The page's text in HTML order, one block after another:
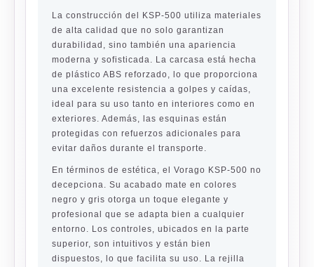
La construcción del KSP-500 utiliza materiales
de alta calidad que no solo garantizan
durabilidad, sino también una apariencia
moderna y sofisticada. La carcasa está hecha
de plástico ABS reforzado, lo que proporciona
una excelente resistencia a golpes y caídas,
ideal para su uso tanto en interiores como en
exteriores. Además, las esquinas están
protegidas con refuerzos adicionales para
evitar daños durante el transporte.
En términos de estética, el Vorago KSP-500 no
decepciona. Su acabado mate en colores
negro y gris otorga un toque elegante y
profesional que se adapta bien a cualquier
entorno. Los controles, ubicados en la parte
superior, son intuitivos y están bien
dispuestos, lo que facilita su uso. La rejilla